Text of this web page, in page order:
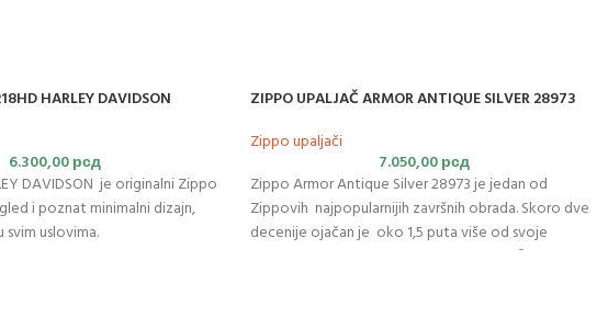
HARLEY DAVIDSON
6.300,00рсд
DAVIDSON je originalni Zippo
i poznat minimalni dizajn,
uslovima.
ZIPPO UPALJAČ ARMOR ANTIQUE SILVER 28973
Zippo upaljači
7.050,00рсд
Zippo Armor Antique Silver 28973 je jedan od
Zippovih najpopularnijih završnih obrada. Skoro dve
decenije ojačan je oko 1,5 puta više od svoje
prvobitne težine. Upoznajte novu Armor® verziju